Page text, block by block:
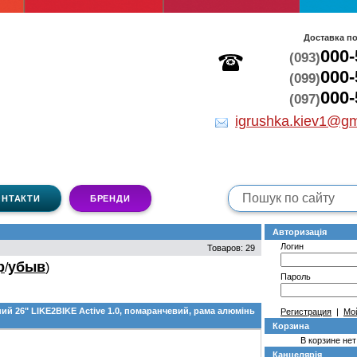
Доставка по
(093)
(099)
(097)
БРЕНДИ
Товаров: 29
/убыв)
26" LIKE2BIKE Active 1.0, помаранчевий, рама алюмінь
Авторизація
Логин
Пароль
Регистрация |
Корзина
В корзине
Канцелярія